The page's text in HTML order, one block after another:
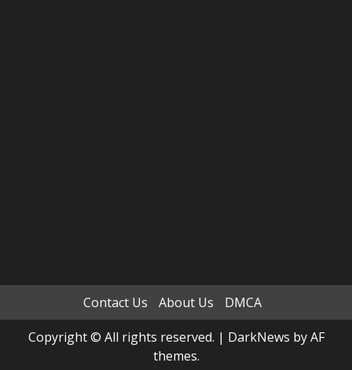
Contact Us About Us
DMCA
Copyright © All rights reserved. | DarkNews by AF
themes.